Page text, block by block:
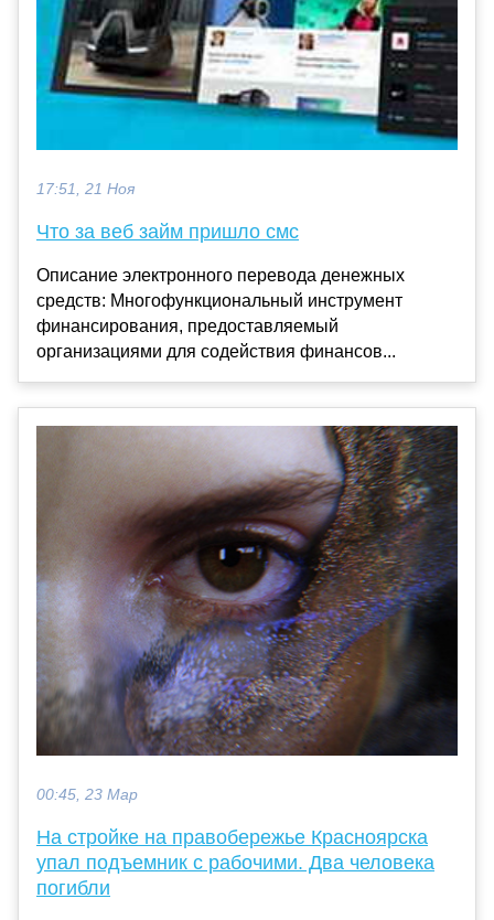
17:51, 21 Ноя
Что за веб займ пришло смс
Описание электронного перевода денежных
средств: Многофункциональный инструмент
финансирования, предоставляемый
организациями для содействия финансов...
00:45, 23 Мар
На стройке на правобережье Красноярска
упал подъемник с рабочими. Два человека
погибли